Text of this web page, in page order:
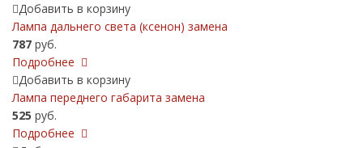
Добавить в корзину
Лампа дальнего света (ксенон) замена
787 руб.
Подробнее
Добавить в корзину
Лампа переднего габарита замена
525 руб.
Подробнее